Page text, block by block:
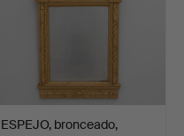
ESPEJO, bronceado,